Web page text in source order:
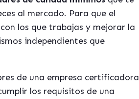
al mercado. Para que el
los que trabajas y mejorar la
independientes que
de una empresa certificadora
los requisitos de una